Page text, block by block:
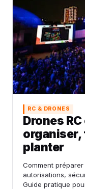
RC & DRONES
Drones
organiser,
planter
Comment
autorisations,
Guide pratique